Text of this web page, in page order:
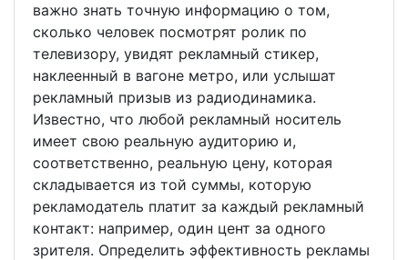
важно знать точную информацию о том,
сколько человек посмотрят ролик по
телевизору, увидят рекламный стикер,
наклеенный в вагоне метро, или услышат
рекламный призыв из радиодинамика.
Известно, что любой рекламный носитель
имеет свою реальную аудиторию и,
соответственно, реальную цену, которая
складывается из той суммы, которую
рекламодатель платит за каждый рекламный
контакт: например, один цент за одного
зрителя. Определить эффективность рекламы